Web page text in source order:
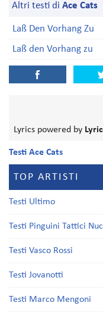
Altri testi di Ace Cats
Laß Den Vorhang Zu
Laß den Vorhang zu
Lyrics powered by
Testi Ace Cats
TOP ARTISTI
Testi Ultimo
Testi Pinguini Tattici
Testi Vasco Rossi
Testi Jovanotti
Testi Marco Mengoni